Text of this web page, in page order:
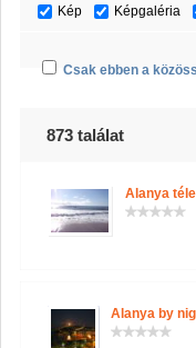
Kép Képgaléria
Csak ebben a
873 találat
Alanya
Alanya by